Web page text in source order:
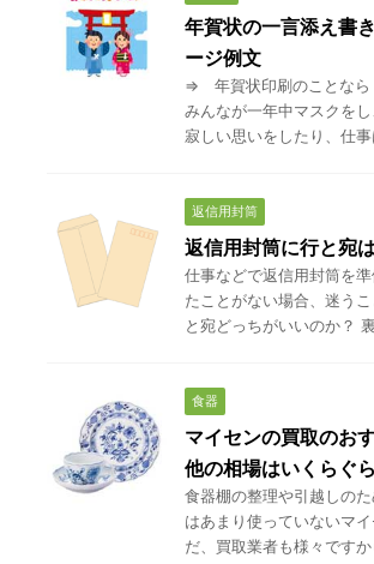
年賀状の一言添え書
ージ例文
⇒ 年賀状印刷のことなら
みんなが一年中マスクを
寂しい思いをしたり、仕
返信用封筒
返信用封筒に行と宛
仕事などで返信用封筒を
たことがない場合、迷う
と宛どっちがいいのか？
食器
マイセンの買取のお
他の相場はいくらぐ
食器棚の整理や引越しの
はあまり使っていないマ
だ、買取業者も様々です